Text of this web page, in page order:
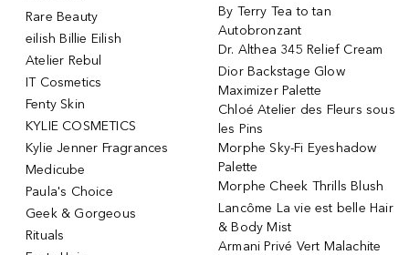
Rare Beauty
eilish Billie Eilish
Atelier Rebul
IT Cosmetics
Fenty Skin
KYLIE COSMETICS
Kylie Jenner Fragrances
Medicube
Paula's Choice
Geek & Gorgeous
Rituals
By Terry Tea to tan
Autobronzant
Dr. Althea 345 Relief Cream
Dior Backstage Glow
Maximizer Palette
Chloé Atelier des Fleurs sous
les Pins
Morphe Sky-Fi Eyeshadow
Palette
Morphe Cheek Thrills Blush
Lancôme La vie est belle Hair
& Body Mist
Armani Privé Vert Malachite